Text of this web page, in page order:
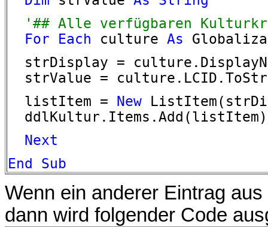
'## Alle verfügbaren
For
Each culture As
strDisplay =
strValue =
listItem = New
ddlKultur.Items.Add(listItem)
Next
End
Sub
Wenn ein anderer Eintrag
dann wird folgender Code